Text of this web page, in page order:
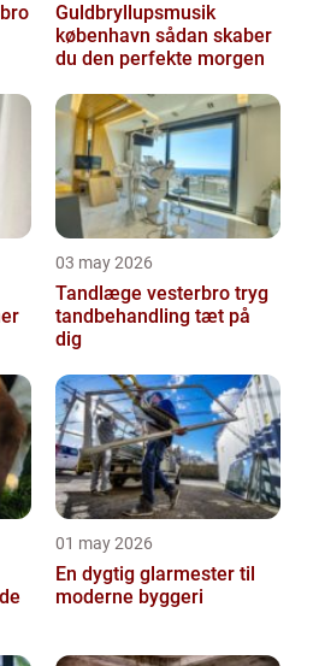
Guldbryllupsmusik
københavn sådan skaber
du den perfekte morgen
03 may 2026
Tandlæge vesterbro tryg
tandbehandling tæt på
dig
01 may 2026
En dygtig glarmester til
moderne byggeri